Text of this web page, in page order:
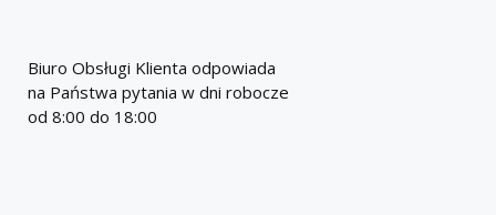
Biuro Obsługi Klienta odpowiada
na Państwa pytania w dni robocze
od 8:00 do 18:00